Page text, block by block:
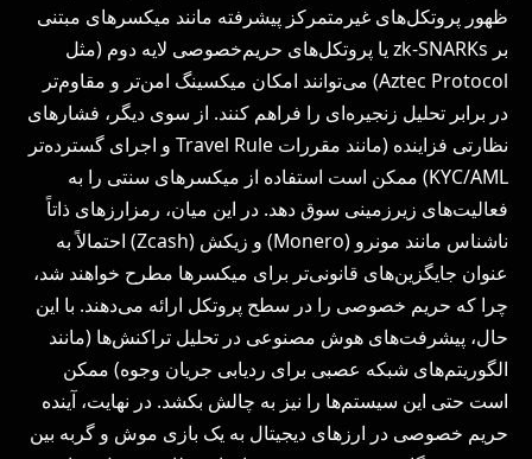
ظهور پروتکل‌های غیرمتمرکز پیشرفته مانند میکسرهای مبتنی
بر zk-SNARKs یا پروتکل‌های حریم‌خصوصی لایه دوم (مثل
Aztec Protocol) می‌توانند امکان میکسینگ امن‌تر و مقاوم‌تر
در برابر تحلیل زنجیره‌ای را فراهم کنند. از سوی دیگر، فشارهای
نظارتی فزاینده (مانند مقررات Travel Rule و اجرای گسترده‌تر
KYC/AML) ممکن است استفاده از میکسرهای سنتی را به
فعالیت‌های زیرزمینی سوق دهد. در این میان، رمزارزهای ذاتاً
ناشناس مانند مونرو (Monero) و زیکش (Zcash) احتمالاً به
عنوان جایگزین‌های قانونی‌تر برای میکسرها مطرح خواهند شد،
چرا که حریم خصوصی را در سطح پروتکل ارائه می‌دهند. با این
حال، پیشرفت‌های هوش مصنوعی در تحلیل تراکنش‌ها (مانند
الگوریتم‌های شبکه عصبی برای ردیابی جریان وجوه) ممکن
است حتی این سیستم‌ها را نیز به چالش بکشد. در نهایت، آینده
حریم خصوصی در ارزهای دیجیتال به یک بازی موش و گربه بین